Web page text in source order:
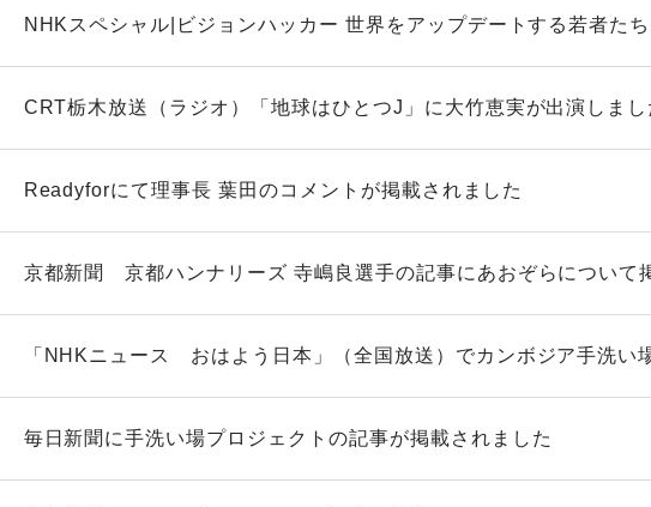
NHKスペシャル|ビジョンハッカー 世界をアップデートする若者たち
CRT栃木放送（ラジオ）「地球はひとつJ」に大竹恵実が出演しまし
Readyforにて理事長 葉田のコメントが掲載されました
京都新聞 京都ハンナリーズ 寺嶋良選手の記事にあおぞらについて
「NHKニュース おはよう日本」（全国放送）でカンボジア手洗い
毎日新聞に手洗い場プロジェクトの記事が掲載されました